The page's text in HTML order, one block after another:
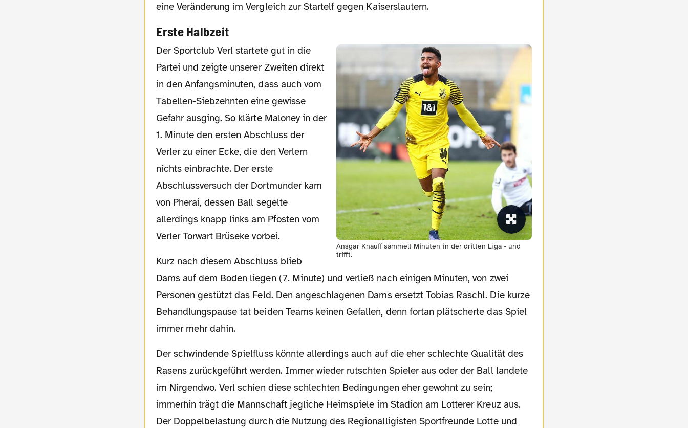
eine Veränderung im Vergleich zur Startelf gegen Kaiserslautern.
Erste Halbzeit
Ansgar Knauff sammelt Minuten in der dritten Liga - und
trifft.
Der Sportclub Verl startete gut in die
Partei und zeigte unserer Zweiten direkt
in den Anfangsminuten, dass auch vom
Tabellen-Siebzehnten eine gewisse
Gefahr ausging. So klärte Maloney in der
1. Minute den ersten Abschluss der
Verler zu einer Ecke, die den Verlern
nichts einbrachte. Der erste
Abschlussversuch der Dortmunder kam
von Pherai, dessen Ball segelte
allerdings knapp links am Pfosten vom
Verler Torwart Brüseke vorbei.
Kurz nach diesem Abschluss blieb
Dams auf dem Boden liegen (7. Minute) und verließ nach einigen Minuten, von zwei
Personen gestützt das Feld. Den angeschlagenen Dams ersetzt Tobias Raschl. Die kurze
Behandlungspause tat beiden Teams keinen Gefallen, denn fortan plätscherte das Spiel
immer mehr dahin.
Der schwindende Spielfluss könnte allerdings auch auf die eher schlechte Qualität des
Rasens zurückgeführt werden. Immer wieder rutschten Spieler aus oder der Ball landete
im Nirgendwo. Verl schien diese schlechten Bedingungen eher gewohnt zu sein;
immerhin trägt die Mannschaft jegliche Heimspiele im Stadion am Lotterer Kreuz aus.
Der Doppelbelastung durch die Nutzung des Regionalligisten Sportfreunde Lotte und